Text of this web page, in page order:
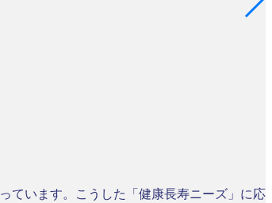
ています。こうした「健康長寿ニーズ」に応